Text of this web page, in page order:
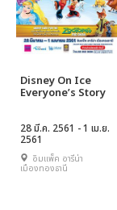
Disney On Ice
Everyone’s Story
28 มี.ค. 2561 - 1 เม.ย.
2561
อิมแพ็ค อารีน่า
เมืองทองธานี